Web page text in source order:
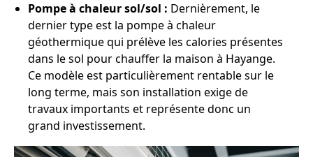
Pompe à chaleur sol/sol : Dernièrement, le
dernier type est la pompe à chaleur
géothermique qui prélève les calories présentes
dans le sol pour chauffer la maison à Hayange.
Ce modèle est particulièrement rentable sur le
long terme, mais son installation exige de
travaux importants et représente donc un
grand investissement.